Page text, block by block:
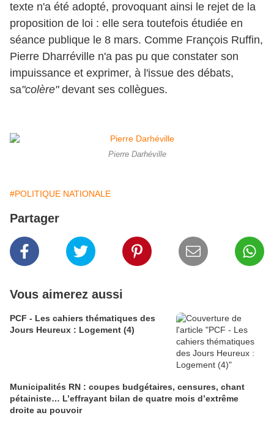
texte n'a été adopté, provoquant ainsi le rejet de la
proposition de loi : elle sera toutefois étudiée en
séance publique le 8 mars. Comme François Ruffin,
Pierre Dharréville n'a pas pu que constater son
impuissance et exprimer, à l'issue des débats,
sa"colère" devant ses collègues.
Pierre Darhéville
#POLITIQUE NATIONALE
Partager
Vous aimerez aussi
PCF - Les cahiers thématiques des
Jours Heureux : Logement (4)
Municipalités RN : coupes budgétaires, censures, chant
pétainiste… L’effrayant bilan de quatre mois d’extrême
droite au pouvoir